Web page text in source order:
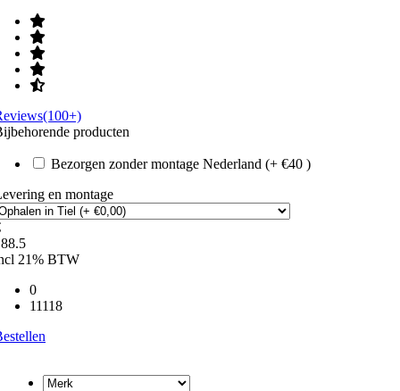
producten
Bezorgen zonder montage Nederland (+ €40 )
en montage
21% BTW
0
11118